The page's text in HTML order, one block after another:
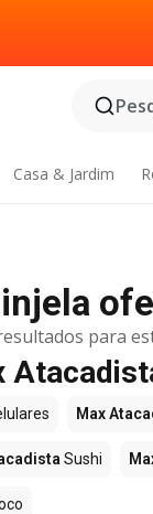
Casa & Jardim
para
Max
Sushi